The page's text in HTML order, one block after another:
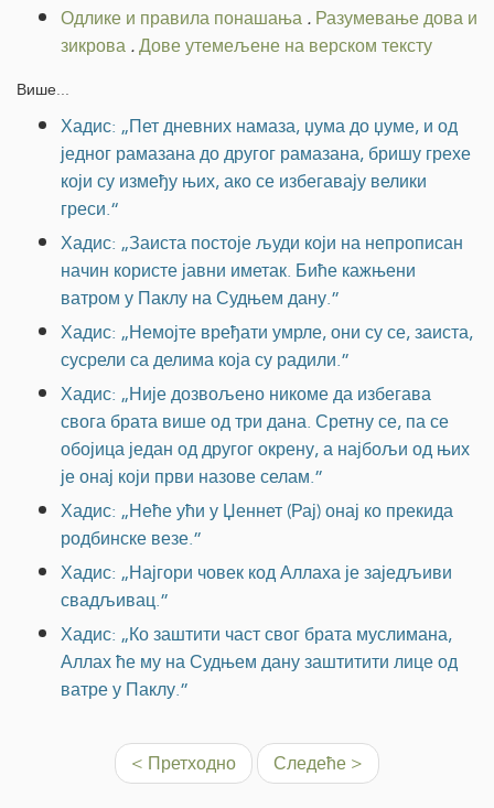
Одлике и правила понашања.Разумевање дова и
зикрова.Дове утемељене на верском тексту
Више...
Хадис: „Пет дневних намаза, џума до џуме, и од
једног рамазана до другог рамазана, бришу грехе
који су између њих, ако се избегавају велики
греси.“
Хадис: „Заиста постоје људи који на непрописан
начин користе јавни иметак. Биће кажњени
ватром у Паклу на Судњем дану.”
Хадис: „Немојте вређати умрле, они су се, заиста,
сусрели са делима која су радили.”
Хадис: „Није дозвољено никоме да избегава
свога брата више од три дана. Сретну се, па се
обојица један од другог окрену, а најбољи од њих
је онај који први назове селам.”
Хадис: „Неће ући у Џеннет (Рај) онај ко прекида
родбинске везе.”
Хадис: „Најгори човек код Аллаха је заједљиви
свадљивац.”
Хадис: „Ко заштити част свог брата муслимана,
Аллах ће му на Судњем дану заштитити лице од
ватре у Паклу.”
< Претходно Следеће >